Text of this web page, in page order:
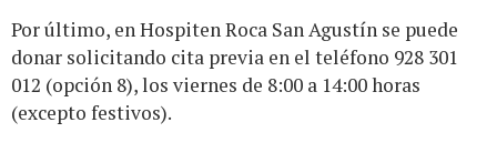
Por último, en Hospiten Roca San Agustín se puede
donar solicitando cita previa en el teléfono 928 301
012 (opción 8), los viernes de 8:00 a 14:00 horas
(excepto festivos).